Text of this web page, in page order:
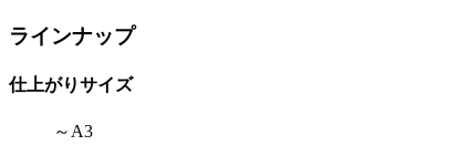
ラインナップ
仕上がりサイズ
～A3